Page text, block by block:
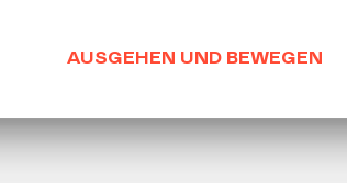
AUSGEHEN UND BEWEGEN